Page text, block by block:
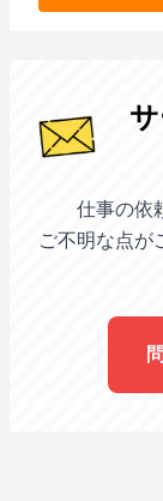
仕事の依
ご不明な点が